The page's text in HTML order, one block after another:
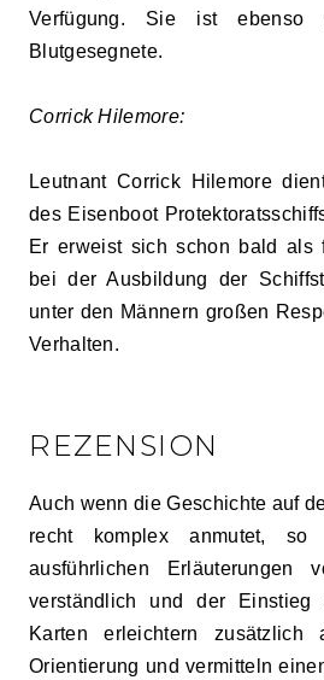
Verfügung. Sie ist ebenso
Blutgesegnete.
Corrick Hilemore:
Leutnant Corrick Hilemore
des Eisenboot
Er erweist sich schon bald als
bei der Ausbildung der
unter den Männern großen
Verhalten.
REZENSION
Auch wenn die Geschichte auf
recht komplex anmutet,
ausführlichen
verständlich und der Einstieg
Karten erleichtern zusätzlich
Orientierung und vermitteln